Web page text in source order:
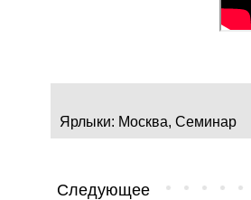
Ярлыки: Москва, Семинар
Следующее